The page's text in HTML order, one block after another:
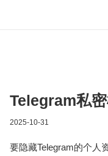
Telegram私
2025-10-31
要隐藏Telegram的个人